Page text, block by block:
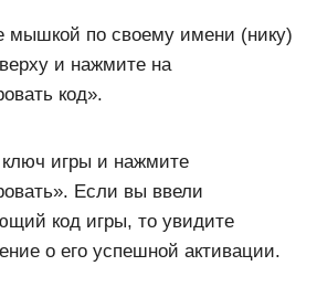
мышкой по своему имени (нику)
и нажмите на
код».
ключ игры и нажмите
Если вы ввели
код игры, то увидите
о его успешной активации.